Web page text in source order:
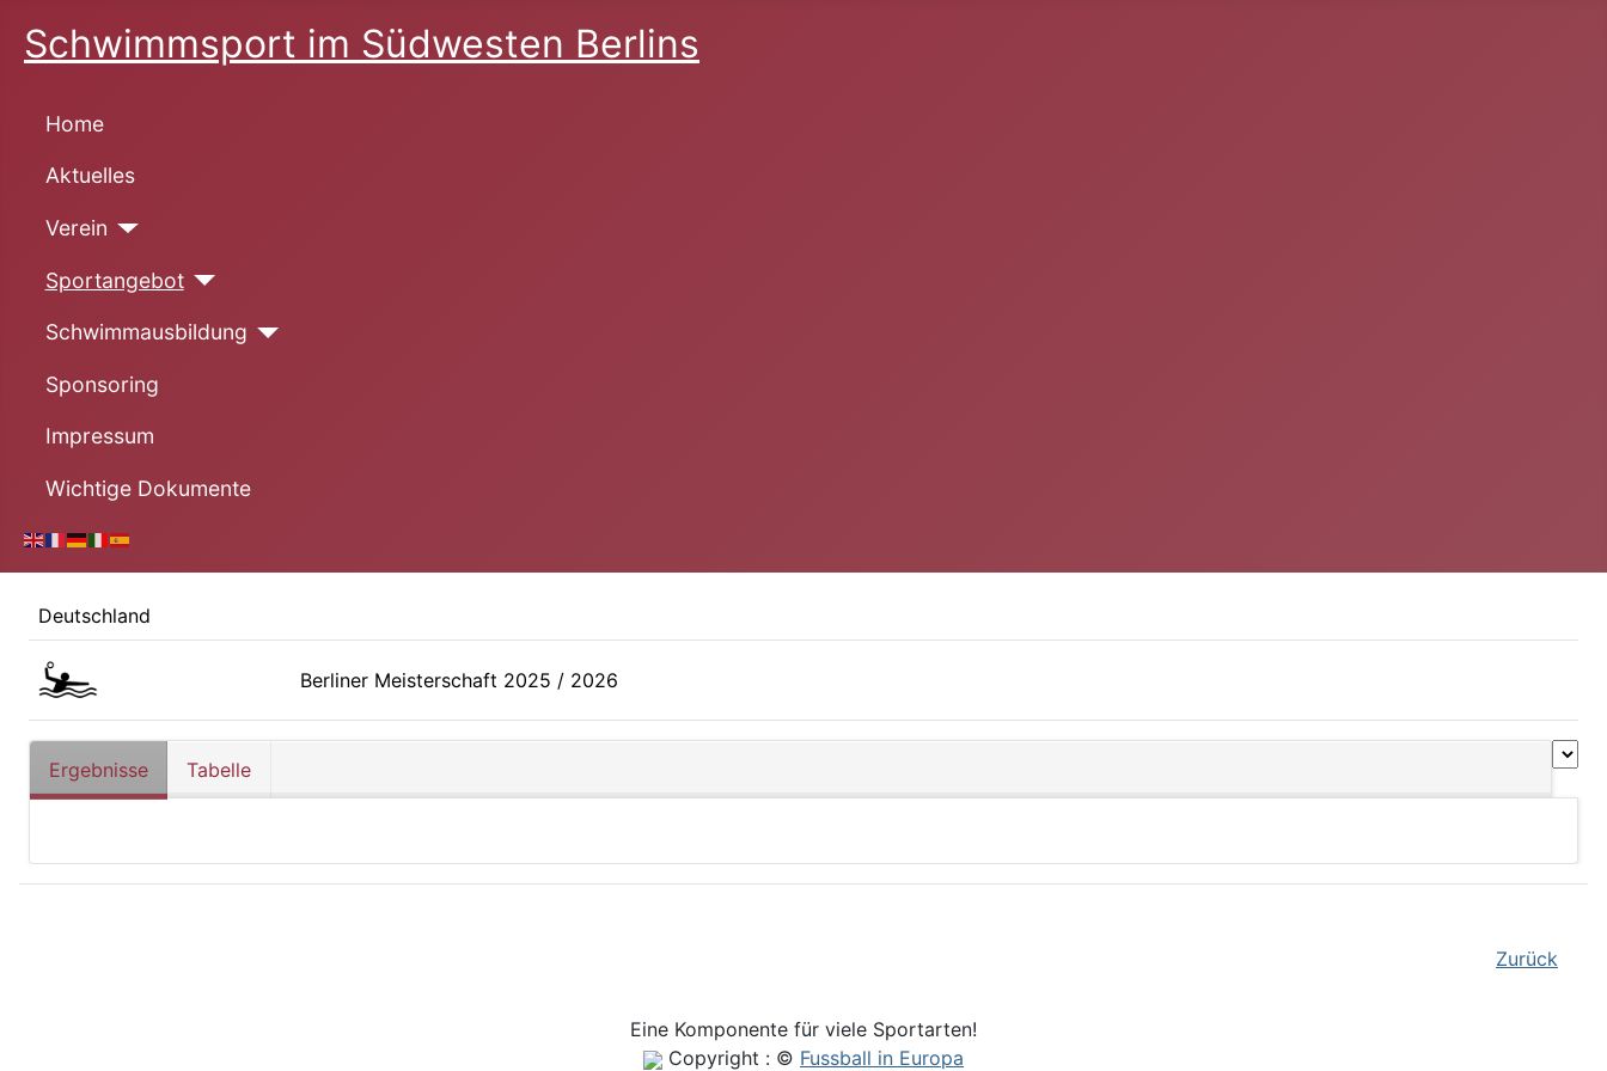
Schwimmsport im Südwesten Berlins
Home
Aktuelles
Verein
Sportangebot
Schwimmausbildung
Sponsoring
Impressum
Wichtige Dokumente
Deutschland
Berliner Meisterschaft 2025 / 2026
Ergebnisse Tabelle
Zurück
Eine Komponente für viele Sportarten!
Copyright : © Fussball in Europa